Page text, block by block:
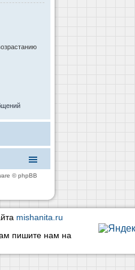
© phpBB
mishanita.ru
пишите нам на